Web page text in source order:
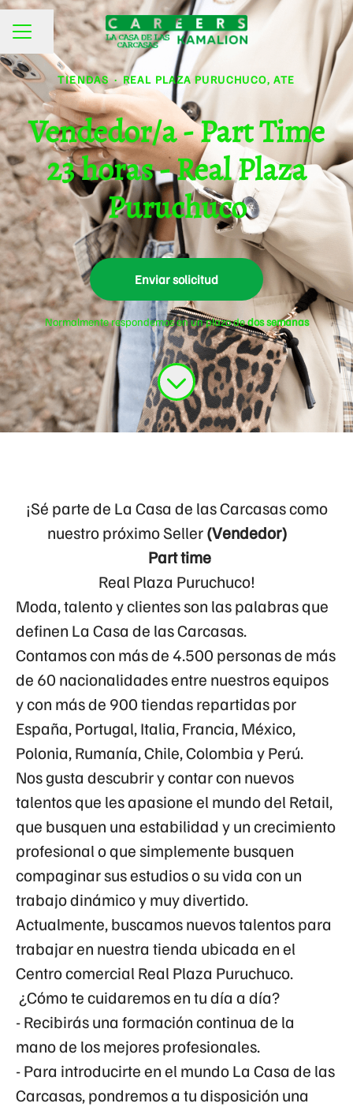
MENÚ DE EMPLEO
Compartir página
TIENDAS · REAL PLAZA PURUCHUCO, ATE
Vendedor/a - Part Time
23 horas - Real Plaza
Puruchuco
Enviar solicitud
Normalmente respondemos en un plazo dedos semanas
¡Sé parte de La Casa de las Carcasas como
nuestro próximo Seller(Vendedor)
Part time
Real Plaza Puruchuco!
Moda, talento y clientes son las palabras que
definen La Casa de las Carcasas.
Contamos con más de 4.500 personas de más
de 60 nacionalidades entre nuestros equipos
y con más de 900 tiendas repartidas por
España, Portugal, Italia, Francia, México,
Polonia, Rumanía, Chile, Colombia y Perú.
Nos gusta descubrir y contar con nuevos
talentos que les apasione el mundo del Retail,
que busquen una estabilidad y un crecimiento
profesional o que simplemente busquen
compaginar sus estudios o su vida con un
trabajo dinámico y muy divertido.
Actualmente, buscamos nuevos talentos para
trabajar en nuestra tienda ubicada en el
Centro comercial Real Plaza Puruchuco.
¿Cómo te cuidaremos en tu día a día?
- Recibirás una formación continua de la
mano de los mejores profesionales.
- Para introducirte en el mundo La Casa de las
Carcasas, pondremos a tu disposición una